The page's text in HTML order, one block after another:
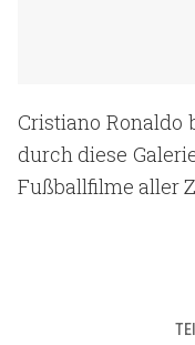
Cristiano
durch diese
Fußballfilme aller